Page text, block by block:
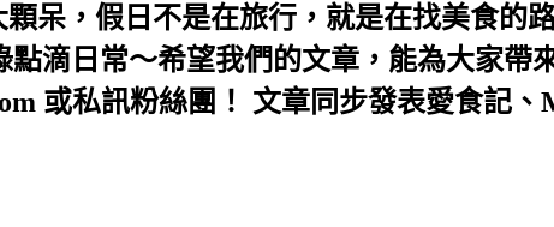
呆，假日不是在旅行，就是在找美食的
滴日常～希望我們的文章，能為大家帶
或私訊粉絲團！ 文章同步發表愛食記